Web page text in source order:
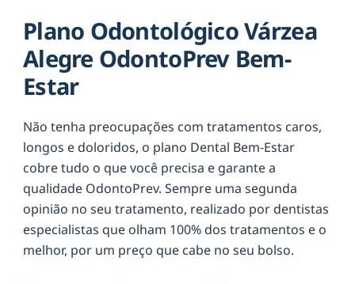
Plano Odontológico Várzea
Alegre OdontoPrev Bem-
Estar
Não tenha preocupações com tratamentos caros,
longos e doloridos, o plano Dental Bem-Estar
cobre tudo o que você precisa e garante a
qualidade OdontoPrev. Sempre uma segunda
opinião no seu tratamento, realizado por dentistas
especialistas que olham 100% dos tratamentos e o
melhor, por um preço que cabe no seu bolso.